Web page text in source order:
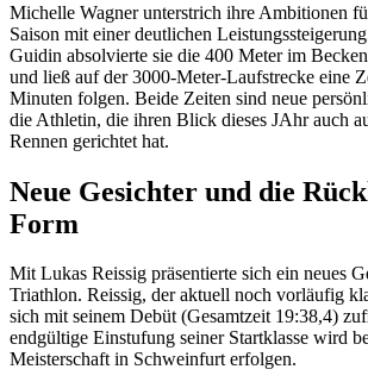
Michelle Wagner unterstrich ihre Ambitionen
Saison mit einer deutlichen
Guidin absolvierte sie die 400 Meter im
und ließ auf der 3000-Meter-Laufstrecke eine
Minuten folgen. Beide Zeiten sind neue
die Athletin, die ihren Blick dieses JAhr auch
Rennen gerichtet hat.
Neue Gesichter und die
Form
Mit Lukas Reissig präsentierte sich ein neues
Triathlon. Reissig, der aktuell noch vorläufig
sich mit seinem Debüt (Gesamtzeit 19:38,4)
endgültige Einstufung seiner Startklasse wird
Meisterschaft in Schweinfurt erfolgen.